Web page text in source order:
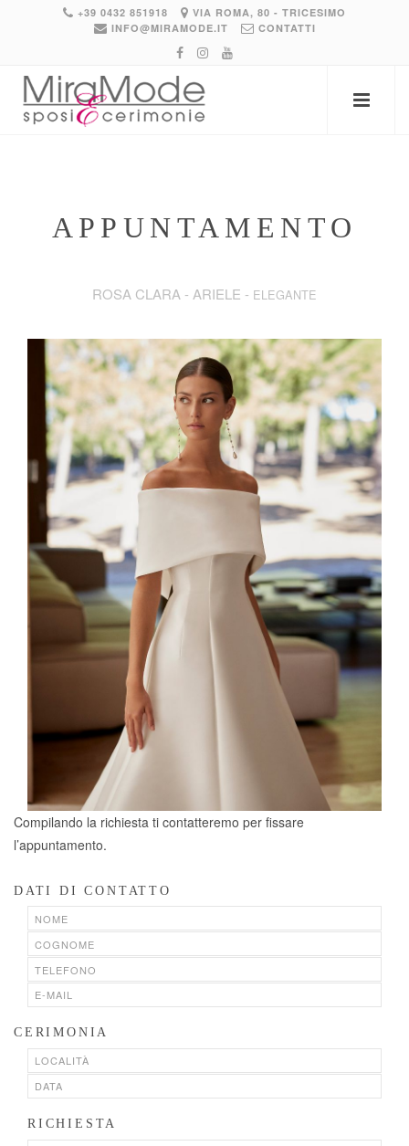
+39 0432 851918
VIA ROMA, 80 - TRICESIMO
INFO@MIRAMODE.IT
CONTATTI
APPUNTAMENTO
ROSA CLARA - ARIELE - ELEGANTE
Compilando la richiesta ti contatteremo per fissare
l’appuntamento.
DATI DI CONTATTO
CERIMONIA
RICHIESTA